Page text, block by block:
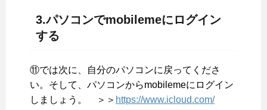
3.パソコンでmobilemeにログイン
する
⑪では次に、自分のパソコンに戻ってくださ
い。そして、パソコンからmobilemeにログイン
しましょう。 ＞＞ https://www.icloud.com/